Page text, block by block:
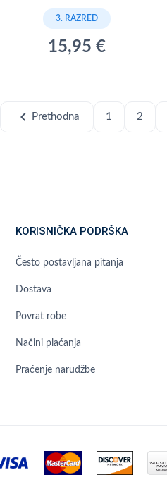
3. RAZRED
15,95 €
chevron_left Prethodna 1 2
KORISNIČKA PODRŠKA
Često postavljana pitanja
Dostava
Povrat robe
Načini plaćanja
Praćenje narudžbe